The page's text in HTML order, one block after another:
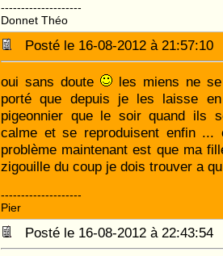
--------------------
Donnet Théo
Posté le 16-08-2012 à
oui sans doute
les miens ne
porté que depuis je les laisse
pigeonnier que le soir quand ils
calme et se reproduisent enfin ...
problème maintenant est que ma
zigouille du coup je dois trouver a
--------------------
Pier
Posté le 16-08-2012 à